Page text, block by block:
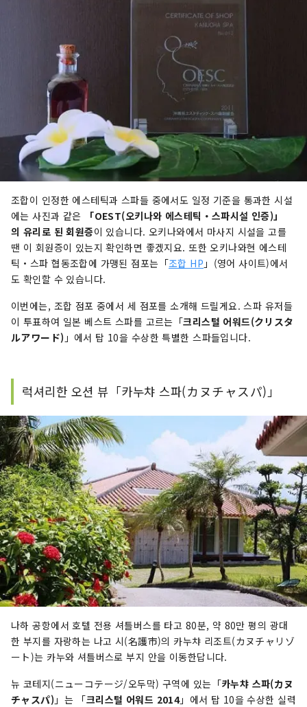
조합이 인정한 에스테틱과 스파들 중에서도 일정 기준을 통과한 시설
에는 사진과 같은
「OEST(오키나와 에스테틱・스파시설 인증)」
의 유리로 된 회원증이 있습니다. 오키나와에서 마사지 시설을 고를
땐 이 회원증이 있는지 확인하면 좋겠지요. 또한 오키나와현 에스테
틱・스파 협동조합에 가맹된 점포는「조합 HP 」(영어 사이트)에서
도 확인할 수 있습니다.
이번에는, 조합 점포 중에서 세 점포를 소개해 드릴게요. 스파 유저들
이 투표하여 일본 베스트 스파를 고르는「크리스털 어워드(クリスタ
ルアワード) 」에서 탑 10을 수상한 특별한 스파들입니다.
럭셔리한 오션 뷰「카누챠 스파(カヌチャスパ)」
나하 공항에서 호텔 전용 셔틀버스를 타고 80분, 약 80만 평의 광대
한 부지를 자랑하는 나고 시(名護市)의 카누챠 리조트(カヌチャリゾ
ート)는 카누와 셔틀버스로 부지 안을 이동한답니다.
뉴 코테지(ニューコテージ/오두막) 구역에 있는「카누챠 스파(カヌ
チャスパ) 」는 「크리스털 어워드 2014」에서 탑 10을 수상한 실력